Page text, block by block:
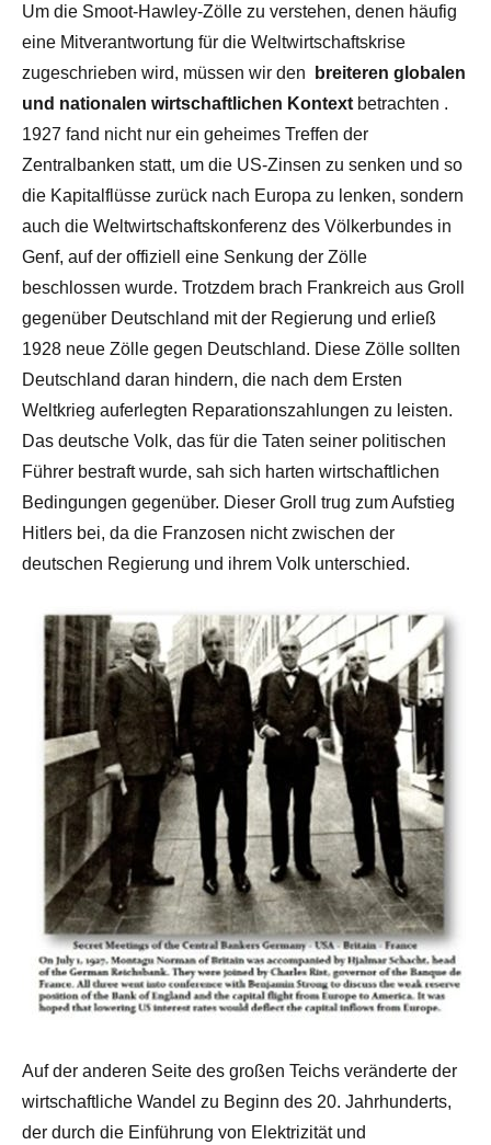
Um die Smoot-Hawley-Zölle zu verstehen, denen häufig
eine Mitverantwortung für die Weltwirtschaftskrise
zugeschrieben wird, müssen wir den
breiteren globalen
und nationalen wirtschaftlichen Kontext betrachten .
1927 fand nicht nur ein geheimes Treffen der
Zentralbanken statt, um die US-Zinsen zu senken und so
die Kapitalflüsse zurück nach Europa zu lenken, sondern
auch die Weltwirtschaftskonferenz des Völkerbundes in
Genf, auf der offiziell eine Senkung der Zölle
beschlossen wurde. Trotzdem brach Frankreich aus Groll
gegenüber Deutschland mit der Regierung und erließ
1928 neue Zölle gegen Deutschland. Diese Zölle sollten
Deutschland daran hindern, die nach dem Ersten
Weltkrieg auferlegten Reparationszahlungen zu leisten.
Das deutsche Volk, das für die Taten seiner politischen
Führer bestraft wurde, sah sich harten wirtschaftlichen
Bedingungen gegenüber. Dieser Groll trug zum Aufstieg
Hitlers bei, da die Franzosen nicht zwischen der
deutschen Regierung und ihrem Volk unterschied.
Auf der anderen Seite des großen Teichs veränderte der
wirtschaftliche Wandel zu Beginn des 20. Jahrhunderts,
der durch die Einführung von Elektrizität und